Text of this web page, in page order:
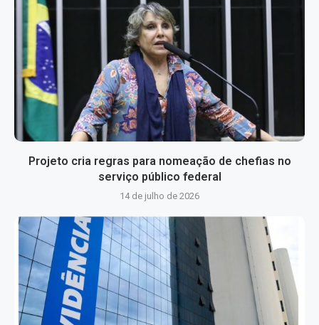
Projeto cria regras para nomeação de chefias no
serviço público federal
14 de julho de 2026